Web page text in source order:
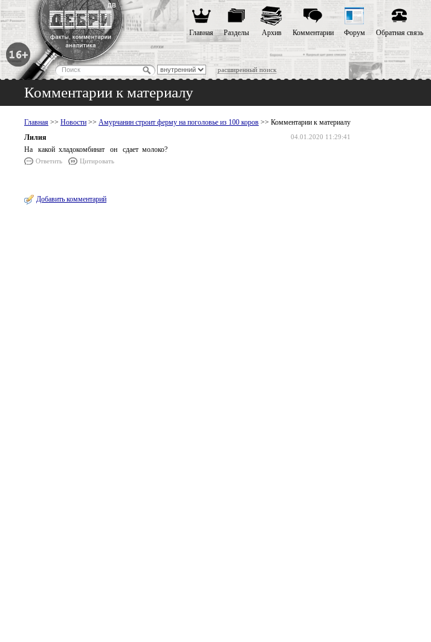
расширенный поиск
Главная Разделы Архив Комментарии Форум Обратная связь
Комментарии к материалу
Главная >> Новости >> Амурчанин строит ферму на поголовье из 100 коров >> Комментарии к материалу
04.01.2020 11:29:41
Лилия
На какой хладокомбинат он сдает молоко?
Ответить Цитировать
Добавить комментарий